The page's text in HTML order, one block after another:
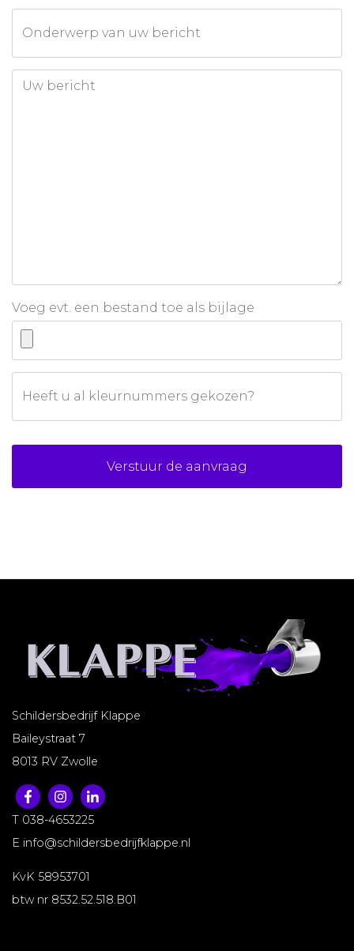
Onderwerp van uw bericht
Uw bericht
Voeg evt. een bestand toe als bijlage
Heeft u al kleurnummers gekozen?
Schildersbedrijf Klappe
Baileystraat 7
8013 RV Zwolle
T 038-4653225
E info@schildersbedrijfklappe.nl
KvK 58953701
btw nr 8532.52.518.B01